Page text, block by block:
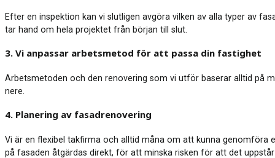
Efter en inspektion kan vi slutligen avgöra vilken av alla typer av
tar hand om hela projektet från början till slut.
3. Vi anpassar arbetsmetod för att passa din fastighet
Arbetsmetoden och den renovering som vi utför baserar alltid på
nere.
4. Planering av fasadrenovering
Vi är en flexibel takfirma och alltid måna om att kunna genomföra
på fasaden åtgärdas direkt, för att minska risken för att det